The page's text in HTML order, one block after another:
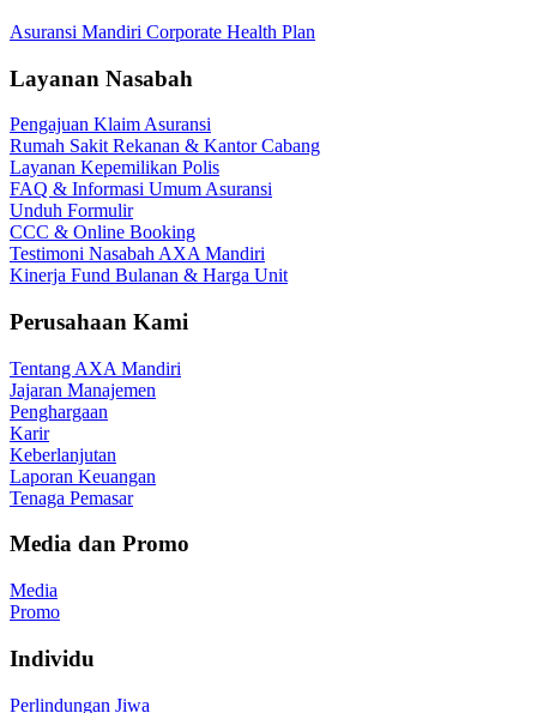
Asuransi Mandiri Corporate Health Plan
Layanan Nasabah
Pengajuan Klaim Asuransi
Rumah Sakit Rekanan & Kantor Cabang
Layanan Kepemilikan Polis
FAQ & Informasi Umum Asuransi
Unduh Formulir
CCC & Online Booking
Testimoni Nasabah AXA Mandiri
Kinerja Fund Bulanan & Harga Unit
Perusahaan Kami
Tentang AXA Mandiri
Jajaran Manajemen
Penghargaan
Karir
Keberlanjutan
Laporan Keuangan
Tenaga Pemasar
Media dan Promo
Media
Promo
Individu
Perlindungan Jiwa